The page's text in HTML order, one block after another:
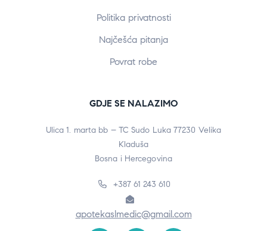
Politika privatnosti
Najčešća pitanja
Povrat robe
GDJE SE NALAZIMO
Ulica 1. marta bb – TC Sudo Luka 77230 Velika
Kladuša
Bosna i Hercegovina
+387 61 243 610
apotekaslmedic@gmail.com